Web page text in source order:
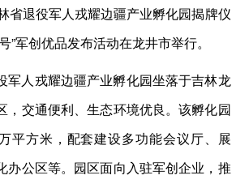
省退役军人戎耀边疆产业孵化园揭牌仪
”军创优品发布活动在龙井市举行。
军人戎耀边疆产业孵化园坐落于吉林龙
，交通便利、生态环境优良。该孵化园
平方米，配套建设多功能会议厅、展
办公区等。园区面向入驻军创企业，推